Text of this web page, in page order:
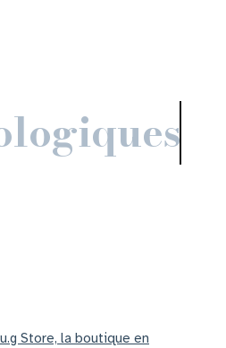
Store, la boutique en